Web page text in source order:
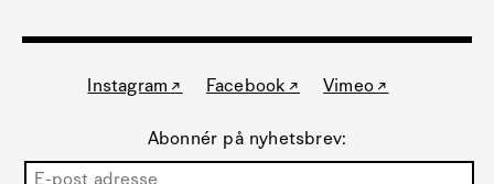
Instagram ↗ Facebook ↗ Vimeo ↗
Abonnér på nyhetsbrev: